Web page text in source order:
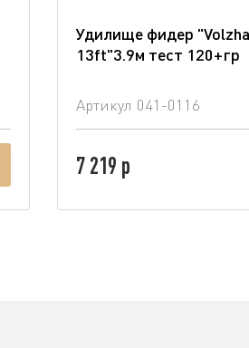
Удилище фидер
13ft"3.9м тест 120+гр
Артикул 041-0116
7 219 р